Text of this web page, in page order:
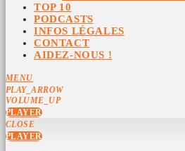
TOP 10
PODCASTS
INFOS LÉGALES
CONTACT
AIDEZ-NOUS !
MENU
PLAY_ARROW
VOLUME_UP
PLAYER
CLOSE
PLAYER